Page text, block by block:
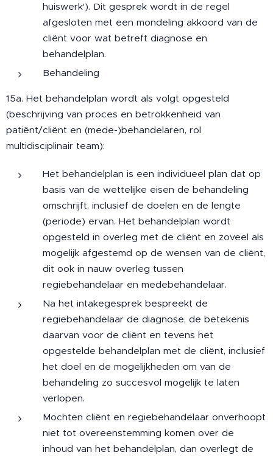
huiswerk'). Dit gesprek wordt in de regel
afgesloten met een mondeling akkoord van de
cliënt voor wat betreft diagnose en
behandelplan.
Behandeling
15a. Het behandelplan wordt als volgt opgesteld
(beschrijving van proces en betrokkenheid van
patiënt/cliënt en (mede-)behandelaren, rol
multidisciplinair team):
Het behandelplan is een individueel plan dat op
basis van de wettelijke eisen de behandeling
omschrijft, inclusief de doelen en de lengte
(periode) ervan. Het behandelplan wordt
opgesteld in overleg met de cliënt en zoveel als
mogelijk afgestemd op de wensen van de cliënt,
dit ook in nauw overleg tussen
regiebehandelaar en medebehandelaar.
Na het intakegesprek bespreekt de
regiebehandelaar de diagnose, de betekenis
daarvan voor de cliënt en tevens het
opgestelde behandelplan met de cliënt, inclusief
het doel en de mogelijkheden om van de
behandeling zo succesvol mogelijk te laten
verlopen.
Mochten cliënt en regiebehandelaar onverhoopt
niet tot overeenstemming komen over de
inhoud van het behandelplan, dan overlegt de